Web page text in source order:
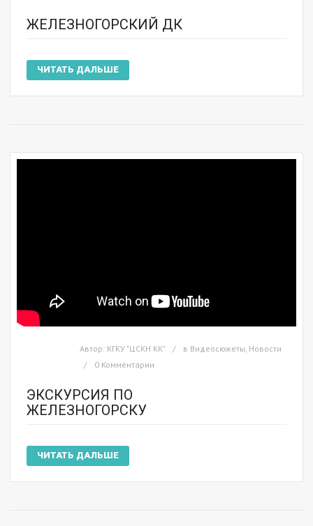
ЖЕЛЕЗНОГОРСКИЙ ДК
ЧИТАТЬ ДАЛЬШЕ
Автор: КГКУ "ЦСКН КК" в Видеосюжеты, Новости
0 Комментарии
ЭКСКУРСИЯ ПО
ЖЕЛЕЗНОГОРСКУ
ЧИТАТЬ ДАЛЬШЕ